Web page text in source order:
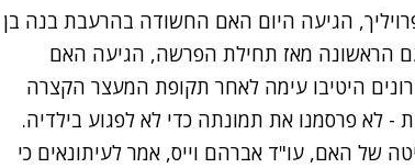
הגיעה היום האם החשודה בהרעבת בנה בן
הראשונה מאז תחילת הפרשה, הגיעה האם
היטיבו עימה לאחר תקופת המעצר הקצרה
לא פרסמנו את תמונתה כדי לא לפגוע בילדיה.
של האם, עו"ד אברהם וייס, אמר לעיתונאים כי